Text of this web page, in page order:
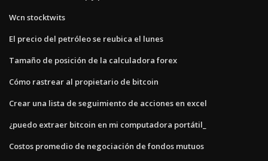
Wcn stocktwits
El precio del petróleo se reubica el lunes
Tamaño de posición de la calculadora forex
Cómo rastrear al propietario de bitcoin
Crear una lista de seguimiento de acciones en excel
¿puedo extraer bitcoin en mi computadora portátil_
Costos promedio de negociación de fondos mutuos